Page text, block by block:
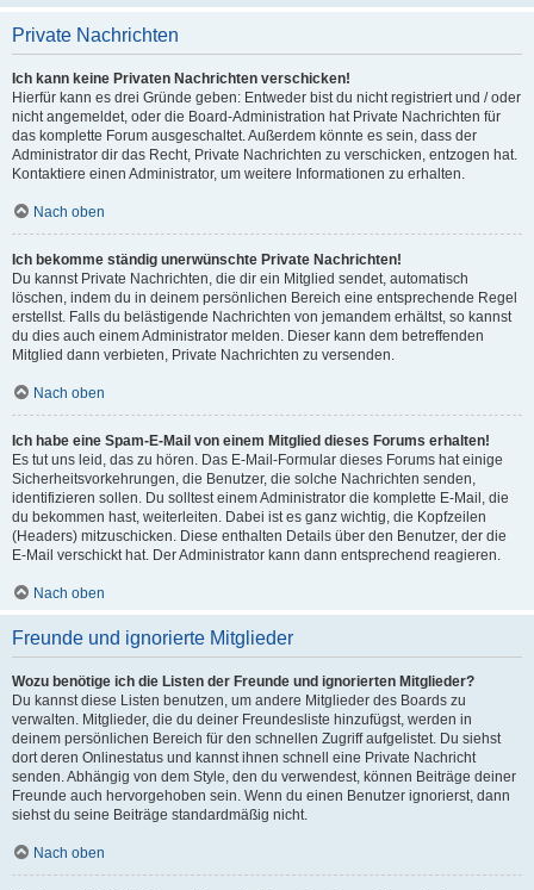
Private Nachrichten
Ich kann keine Privaten Nachrichten verschicken!
Hierfür kann es drei Gründe geben: Entweder bist du nicht registriert und / oder
nicht angemeldet, oder die Board-Administration hat Private Nachrichten für
das komplette Forum ausgeschaltet. Außerdem könnte es sein, dass der
Administrator dir das Recht, Private Nachrichten zu verschicken, entzogen hat.
Kontaktiere einen Administrator, um weitere Informationen zu erhalten.
Nach oben
Ich bekomme ständig unerwünschte Private Nachrichten!
Du kannst Private Nachrichten, die dir ein Mitglied sendet, automatisch
löschen, indem du in deinem persönlichen Bereich eine entsprechende Regel
erstellst. Falls du belästigende Nachrichten von jemandem erhältst, so kannst
du dies auch einem Administrator melden. Dieser kann dem betreffenden
Mitglied dann verbieten, Private Nachrichten zu versenden.
Nach oben
Ich habe eine Spam-E-Mail von einem Mitglied dieses Forums erhalten!
Es tut uns leid, das zu hören. Das E-Mail-Formular dieses Forums hat einige
Sicherheitsvorkehrungen, die Benutzer, die solche Nachrichten senden,
identifizieren sollen. Du solltest einem Administrator die komplette E-Mail, die
du bekommen hast, weiterleiten. Dabei ist es ganz wichtig, die Kopfzeilen
(Headers) mitzuschicken. Diese enthalten Details über den Benutzer, der die
E-Mail verschickt hat. Der Administrator kann dann entsprechend reagieren.
Nach oben
Freunde und ignorierte Mitglieder
Wozu benötige ich die Listen der Freunde und ignorierten Mitglieder?
Du kannst diese Listen benutzen, um andere Mitglieder des Boards zu
verwalten. Mitglieder, die du deiner Freundesliste hinzufügst, werden in
deinem persönlichen Bereich für den schnellen Zugriff aufgelistet. Du siehst
dort deren Onlinestatus und kannst ihnen schnell eine Private Nachricht
senden. Abhängig von dem Style, den du verwendest, können Beiträge deiner
Freunde auch hervorgehoben sein. Wenn du einen Benutzer ignorierst, dann
siehst du seine Beiträge standardmäßig nicht.
Nach oben